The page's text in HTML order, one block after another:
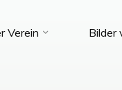
Verein Bilder